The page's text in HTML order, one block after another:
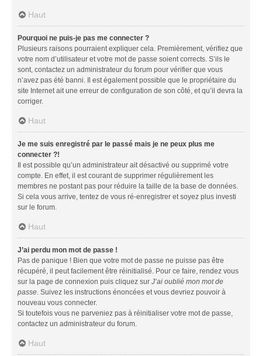
Haut
Pourquoi ne puis-je pas me connecter ?
Plusieurs raisons pourraient expliquer cela. Premièrement, vérifiez que
votre nom d’utilisateur et votre mot de passe soient corrects. S’ils le
sont, contactez un administrateur du forum pour vérifier que vous
n’avez pas été banni. Il est également possible que le propriétaire du
site Internet ait une erreur de configuration de son côté, et qu’il devra la
corriger.
Haut
Je me suis enregistré par le passé mais je ne peux plus me
connecter ?!
Il est possible qu’un administrateur ait désactivé ou supprimé votre
compte. En effet, il est courant de supprimer régulièrement les
membres ne postant pas pour réduire la taille de la base de données.
Si cela vous arrive, tentez de vous ré-enregistrer et soyez plus investi
sur le forum.
Haut
J’ai perdu mon mot de passe !
Pas de panique ! Bien que votre mot de passe ne puisse pas être
récupéré, il peut facilement être réinitialisé. Pour ce faire, rendez vous
sur la page de connexion puis cliquez sur J’ai oublié mon mot de
passe. Suivez les instructions énoncées et vous devriez pouvoir à
nouveau vous connecter.
Si toutefois vous ne parveniez pas à réinitialiser votre mot de passe,
contactez un administrateur du forum.
Haut